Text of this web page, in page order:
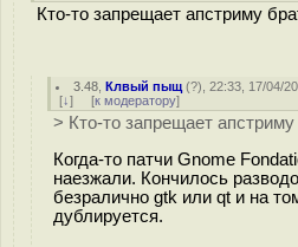
Кто-то запрещает апстриму
3.48 ,Клвый пыщ (?), 22:33, 17/04/
[↓] [к модератору]
> Кто-то запрещает
Когда-то патчи Gnome
наезжали. Кончилось
безралично gtk или qt и на
дублируется.